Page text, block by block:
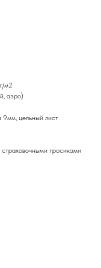
м2
аэро)
9мм, цельный лист
тросиками